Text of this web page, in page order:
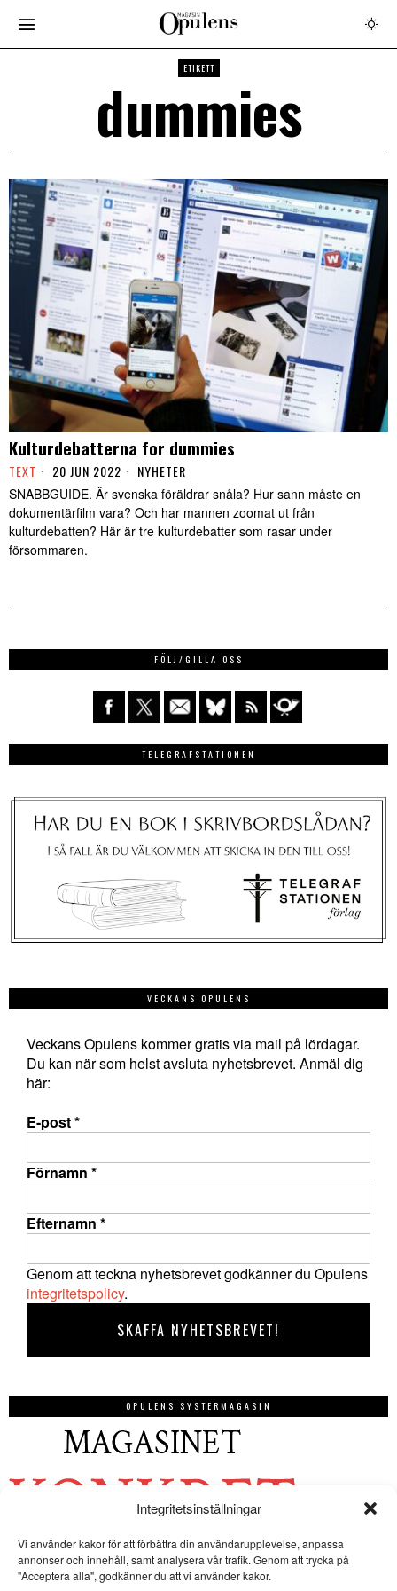
Integritetsinställningar
Vi använder kakor för att förbättra din användarupplevelse, anpassa
annonser och innehåll, samt analysera vår trafik. Genom att trycka på
"Acceptera alla", godkänner du att vi använder kakor.
ETIKETT
dummies
Kulturdebatterna for dummies
TEXT 20 JUN 2022 NYHETER
SNABBGUIDE. Är svenska föräldrar snåla? Hur sann måste en
dokumentärfilm vara? Och har mannen zoomat ut från
kulturdebatten? Här är tre kulturdebatter som rasar under
försommaren.
FÖLJ/GILLA OSS
TELEGRAFSTATIONEN
VECKANS OPULENS
Veckans Opulens kommer gratis via mail på lördagar.
Du kan när som helst avsluta nyhetsbrevet. Anmäl dig
här:
E-post*
Förnamn *
Efternamn *
Genom att teckna nyhetsbrevet godkänner du Opulens
integritetspolicy.
OPULENS SYSTERMAGASIN